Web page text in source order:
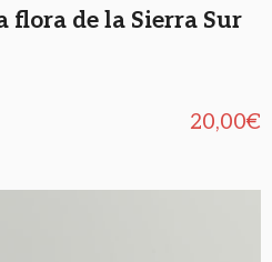
flora de la Sierra Sur
20,00€